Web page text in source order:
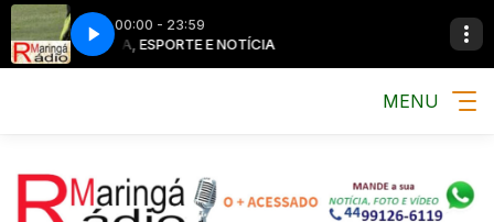
00:00 - 23:59
MÚSICA, ESPORTE E NOTÍCIA MÚSICA,
MENU